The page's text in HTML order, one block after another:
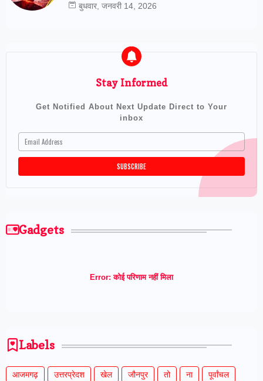
बुधवार, जनवरी 14, 2026
Stay Informed
Get Notified About Next Update Direct to Your
inbox
Gadgets
Error: कोई परिणाम नहीं मिला
Labels
आजमगढ़ उत्तरप्रेदश खेल जौनपुर तो ना पूर्वांचल